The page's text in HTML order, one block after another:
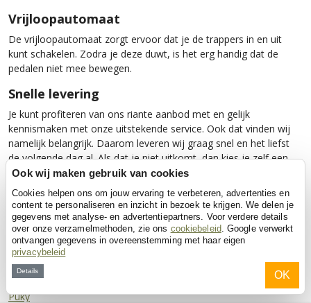
Vrijloopautomaat
De vrijloopautomaat zorgt ervoor dat je de trappers in en uit
kunt schakelen. Zodra je deze duwt, is het erg handig dat de
pedalen niet mee bewegen.
Snelle levering
Je kunt profiteren van ons riante aanbod met en gelijk
kennismaken met onze uitstekende service. Ook dat vinden wij
namelijk belangrijk. Daarom leveren wij graag snel en het liefst
de volgende dag al. Als dat je niet uitkomt, dan kies je zelf een
datum waarop jouw aankoop afgeleverd kan worden. Bij iedere
bestelling is er sprake van volledige garantie.
Wij bieden standaard een termijn van 100 dagen op zicht.
Bekijk ook:
Met luchtbanden
Vanaf 2 jaar
Smoby
Puky
Ook wij maken gebruik van cookies
Cookies helpen ons om jouw ervaring te verbeteren, advertenties en
content te personaliseren en inzicht in bezoek te krijgen. We delen je
gegevens met analyse- en advertentiepartners. Voor verdere details
over onze verzamelmethoden, zie ons cookiebeleid. Google verwerkt
ontvangen gegevens in overeenstemming met haar eigen
privacybeleid
Details OK